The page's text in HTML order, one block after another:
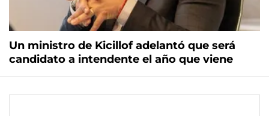
Un ministro de Kicillof adelantó que será
candidato a intendente el año que viene